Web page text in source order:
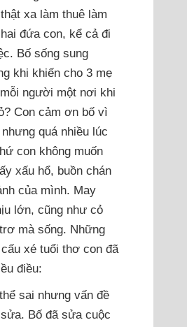
xa làm thuê làm
đứa con, kể cả đi
Bố sống sung
khi khiến cho 3 mẹ
người một nơi khi
Con cảm ơn bố vì
quá nhiều lúc
con không muốn
xấu hổ, buồn chán
của mình. May
lớn, cũng như cỏ
mà sống. Những
xé tuổi thơ con đã
điều:
sai nhưng vấn đề
Bố đã sửa cuộc